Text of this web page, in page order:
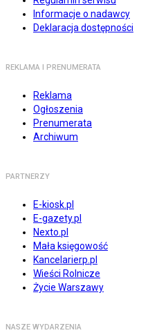
Informacje o nadawcy
Deklaracja dostępności
REKLAMA I PRENUMERATA
Reklama
Ogłoszenia
Prenumerata
Archiwum
PARTNERZY
E-kiosk.pl
E-gazety.pl
Nexto.pl
Mała księgowość
Kancelarierp.pl
Wieści Rolnicze
Życie Warszawy
NASZE WYDARZENIA